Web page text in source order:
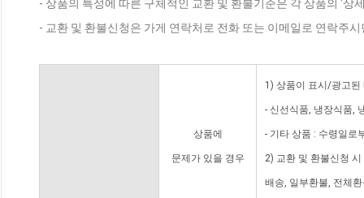
- 상품의 특성에 따른 구체적인 교환 및 환불기준은 각 상품의 '상
- 교환 및 환불신청은 가게 연락처로 전화 또는 이메일로 연락주
상품에
문제가 있을 경우
1) 상품이 표시/광고된
- 신선식품, 냉장식품,
- 기타 상품 : 수령일로
2) 교환 및 환불신청
배송, 일부환불, 전체